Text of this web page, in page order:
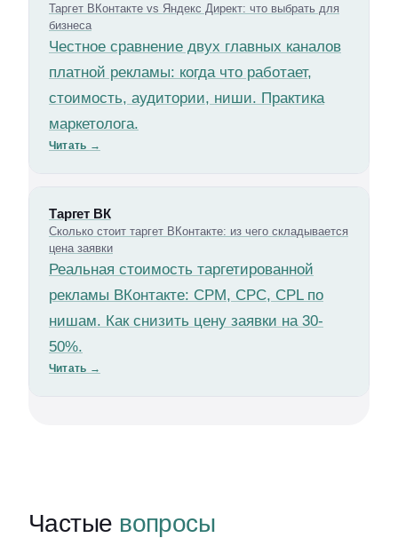
Таргет ВКонтакте vs Яндекс Директ: что выбрать для
бизнеса
Честное сравнение двух главных каналов
платной рекламы: когда что работает,
стоимость, аудитории, ниши. Практика
маркетолога.
Читать →
Таргет ВК
Сколько стоит таргет ВКонтакте: из чего складывается
цена заявки
Реальная стоимость таргетированной
рекламы ВКонтакте: CPM, CPC, CPL по
нишам. Как снизить цену заявки на 30-
50%.
Читать →
Частые вопросы